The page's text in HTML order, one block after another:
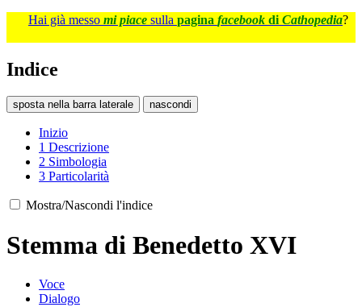
Hai già messo mi piace sulla pagina facebook di Cathopedia?
Indice
sposta nella barra laterale nascondi
Inizio
1 Descrizione
2 Simbologia
3 Particolarità
Mostra/Nascondi l'indice
Stemma di Benedetto XVI
Voce
Dialogo